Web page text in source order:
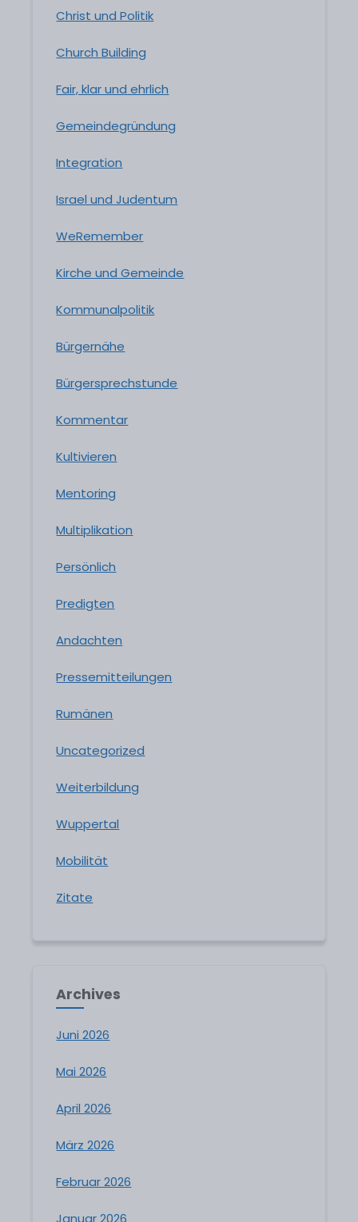
Christ und Politik
Church Building
Fair, klar und ehrlich
Gemeindegründung
Integration
Israel und Judentum
WeRemember
Kirche und Gemeinde
Kommunalpolitik
Bürgernähe
Bürgersprechstunde
Kommentar
Kultivieren
Mentoring
Multiplikation
Persönlich
Predigten
Andachten
Pressemitteilungen
Rumänen
Uncategorized
Weiterbildung
Wuppertal
Mobilität
Zitate
Archives
Juni 2026
Mai 2026
April 2026
März 2026
Februar 2026
Januar 2026